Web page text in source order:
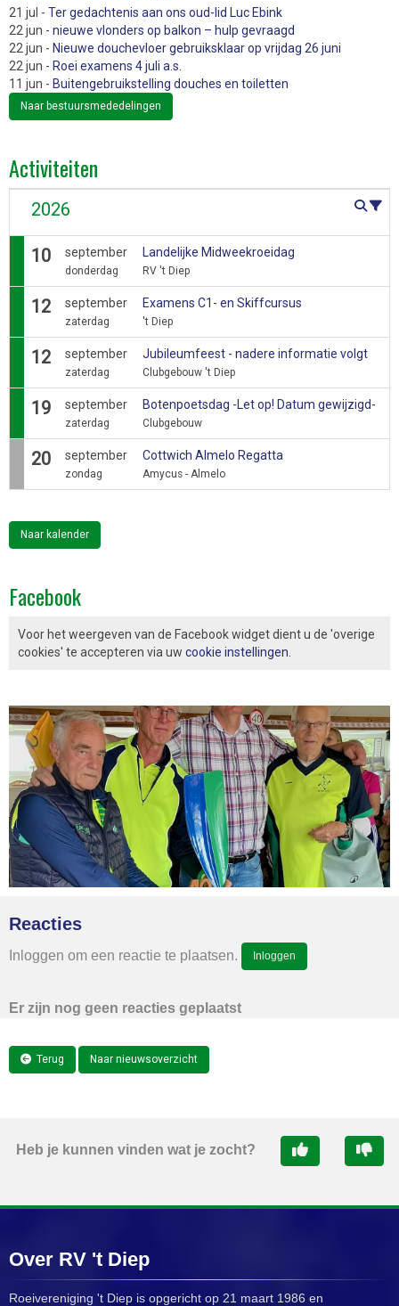
21 jul - Ter gedachtenis aan ons oud-lid Luc Ebink
22 jun - nieuwe vlonders op balkon – hulp gevraagd
22 jun - Nieuwe douchevloer gebruiksklaar op vrijdag 26 juni
22 jun - Roei examens 4 juli a.s.
11 jun - Buitengebruikstelling douches en toiletten
Naar bestuursmededelingen
Activiteiten
2026
10 september
donderdag
Landelijke Midweekroeidag
RV 't Diep
12 september
zaterdag
Examens C1- en Skiffcursus
't Diep
12 september
zaterdag
Jubileumfeest - nadere informatie volgt
Clubgebouw 't Diep
19 september
zaterdag
Botenpoetsdag -Let op! Datum gewijzigd-
Clubgebouw
20 september
zondag
Cottwich Almelo Regatta
Amycus - Almelo
Naar kalender
Facebook
Voor het weergeven van de Facebook widget dient u de 'overige
cookies' te accepteren via uw cookie instellingen
Reacties
Inloggen om een reactie te plaatsen. Inloggen
Er zijn nog geen reacties geplaatst
Terug Naar nieuwsoverzicht
Heb je kunnen vinden wat je zocht?
Over RV 't Diep
Roeivereniging 't Diep is opgericht op 21 maart 1986 en